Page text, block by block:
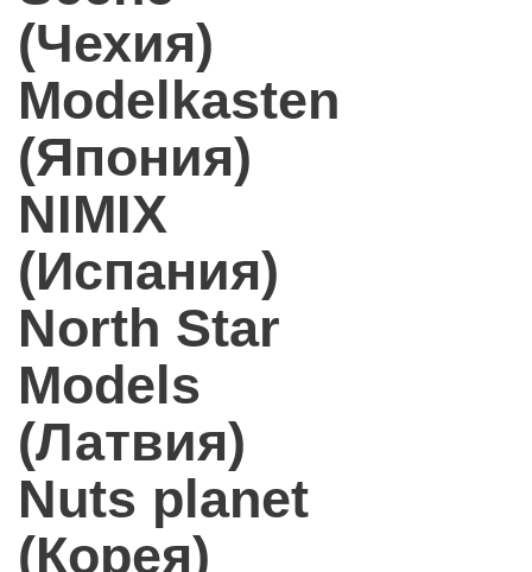
(Чехия)
Modelkasten
(Япония)
NIMIX
(Испания)
North Star
Models
(Латвия)
Nuts planet
(Корея)